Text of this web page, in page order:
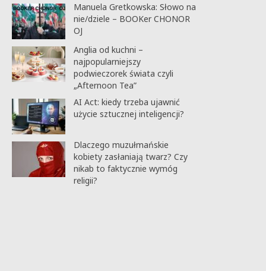
Manuela Gretkowska: Słowo na
nie/dziele – BOOKer CHONOR
OJ
Anglia od kuchni –
najpopularniejszy
podwieczorek świata czyli
„Afternoon Tea”
AI Act: kiedy trzeba ujawnić
użycie sztucznej inteligencji?
Dlaczego muzułmańskie
kobiety zasłaniają twarz? Czy
nikab to faktycznie wymóg
religii?